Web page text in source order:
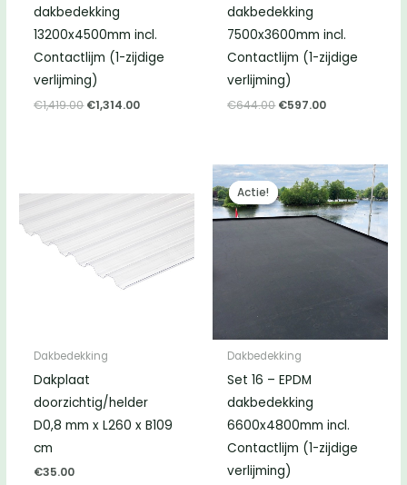
dakbedekking
13200x4500mm incl.
Contactlijm (1-zijdige
verlijming)
€1,419.00 Oorspronkelijke
€1,314.00Huidige
dakbedekking
7500x3600mm incl.
Contactlijm (1-zijdige
verlijming)
€644.00 Oorspronkelijke
€597.00Huidige
Dakbedekking
Dakplaat
doorzichtig/helder
D0,8 mm x L260 x B109
cm
€35.00
Actie!
Actie!
Dakbedekking
Set 16 – EPDM
dakbedekking
6600x4800mm incl.
Contactlijm (1-zijdige
verlijming)